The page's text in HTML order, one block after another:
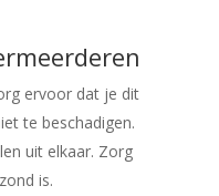
ervoor dat je dit
te beschadigen.
uit elkaar. Zorg
is.